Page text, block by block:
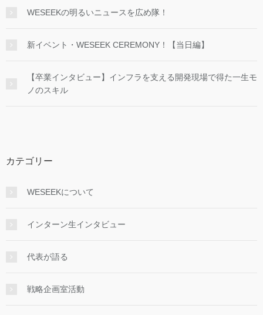
WESEEKの明るいニュースを広め隊！
新イベント・WESEEK CEREMONY！【当日編】
【卒業インタビュー】インフラを支える開発現場で得た一生モ
ノのスキル
カテゴリー
WESEEKについて
インターン生インタビュー
代表が語る
戦略企画室活動